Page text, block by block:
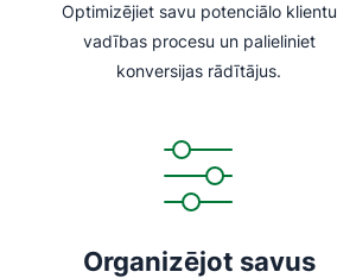
Optimizējiet savu potenciālo klientu
vadības procesu un palieliniet
konversijas rādītājus.
Organizējot savus